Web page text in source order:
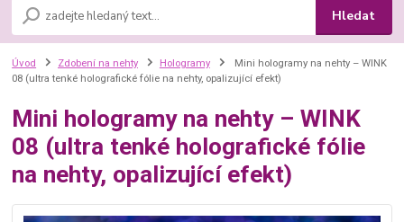
Hledat
Úvod Zdobení na nehty Hologramy
Mini hologramy na nehty – WINK
08 (ultra tenké holografické fólie na nehty, opalizující efekt)
Mini hologramy na nehty – WINK
08 (ultra tenké holografické fólie
na nehty, opalizující efekt)